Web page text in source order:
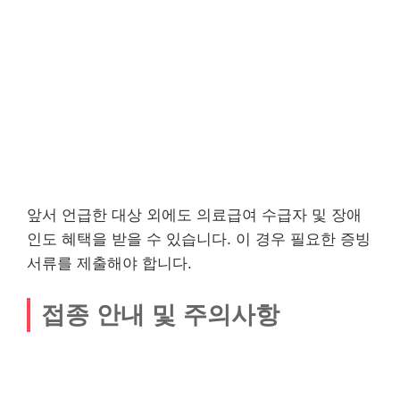
앞서 언급한 대상 외에도 의료급여 수급자 및 장애
인도 혜택을 받을 수 있습니다. 이 경우 필요한 증빙
서류를 제출해야 합니다.
접종 안내 및 주의사항